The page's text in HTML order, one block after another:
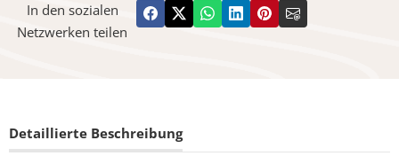
In den sozialen
Netzwerken teilen
Detaillierte Beschreibung